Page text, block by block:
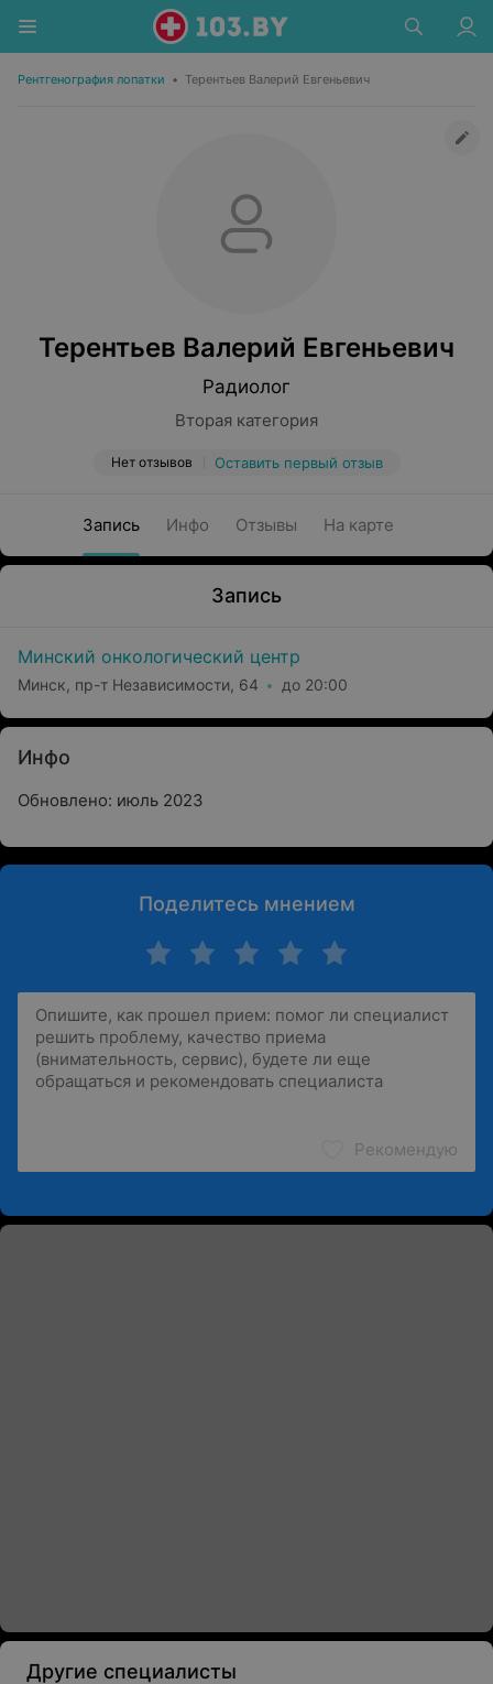
Рентгенография лопатки • Терентьев Валерий Евгеньевич
Терентьев Валерий Евгеньевич
Радиолог
Вторая категория
Нет отзывов Оставить первый отзыв
Запись Инфо Отзывы На карте
Запись
Минский онкологический центр
Минск, пр-т Независимости, 64 до 20:00
Инфо
Обновлено: июль 2023
Поделитесь мнением
Рекомендую
Другие специалисты